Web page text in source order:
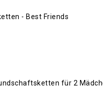
- Best Friends